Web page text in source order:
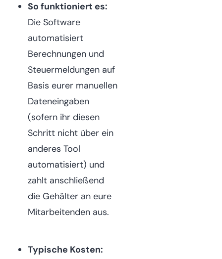
So funktioniert es:
Die Software
automatisiert
Berechnungen und
Steuermeldungen auf
Basis eurer manuellen
Dateneingaben
(sofern ihr diesen
Schritt nicht über ein
anderes Tool
automatisiert) und
zahlt anschließend
die Gehälter an eure
Mitarbeitenden aus.
Typische Kosten: